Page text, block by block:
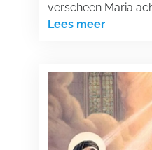
verscheen Maria
Lees meer